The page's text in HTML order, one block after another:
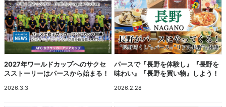
2027年ワールドカップへのサクセ
スストーリーはパースから始まる！
2026.3.3
パースで『長野を体験し』『長野を
味わい』『長野を買い物』しよう！
2026.2.28